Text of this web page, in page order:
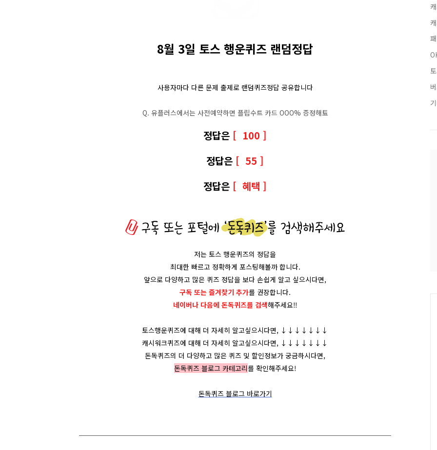
8월 3일 토스 행운퀴즈 랜덤정답
사용자마다 다른 문제 출제로 랜덤퀴즈정답 공유합니다
Q. 유플러스에서는 사전예약하면 플립수트 카드 OOO% 증정해툐
정답은 [ 100 ]
정답은 [ 55 ]
정답은 [ 혜택 ]
저는 토스 행운퀴즈의 정답을
최대한 빠르고 정확하게 포스팅해볼까 합니다.
앞으로 다양하고 많은 퀴즈 정답을 보다 손쉽게 알고 싶으시다면,
구독 또는 즐겨찾기 추가를 권장합니다.
네이버나 다음에 돈독퀴즈를 검색해주세요!!
토스행운퀴즈에 대해 더 자세히 알고싶으시다면, ↓↓↓↓↓↓↓
캐시워크퀴즈에 대해 더 자세히 알고싶으시다면, ↓↓↓↓↓↓↓
돈독퀴즈의 더 다양하고 많은 퀴즈 및 할인정보가 궁금하시다면,
돈독퀴즈 블로그 카테고리를 확인해주세요!
돈독퀴즈 블로그 바로가기